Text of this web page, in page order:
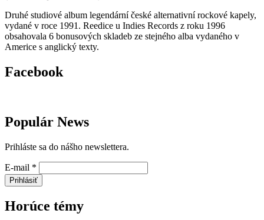
Druhé studiové album legendární české alternativní rockové kapely,
vydané v roce 1991. Reedice u Indies Records z roku 1996
obsahovala 6 bonusových skladeb ze stejného alba vydaného v
Americe s anglický texty.
Facebook
Populár News
Prihláste sa do nášho newslettera.
E-mail *
Prihlásiť
Horúce témy